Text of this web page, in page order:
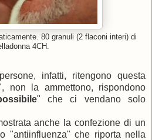
80 granuli (2 flaconi interi) di
4CH.
infatti, ritengono questa
non la ammettono, rispondono
" che ci vendano solo
anche la confezione di un
"antiinfluenza" che riporta nella